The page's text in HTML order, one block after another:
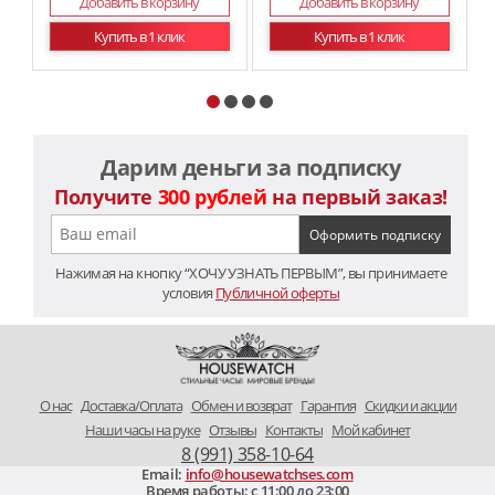
Купить в 1 клик
Купить в 1 клик
Дарим деньги за подписку
Получите 300 рублей на первый заказ!
Нажимая на кнопку “ХОЧУ УЗНАТЬ ПЕРВЫМ”, вы принимаете
условия Публичной оферты
O нас Доставка/Оплата Обмен и возврат Гарантия Скидки и акции
Наши часы на руке Отзывы Контакты Мой кабинет
8 (991) 358-10-64
Email: info@housewatchses.com
Время работы: c 11:00 до 23:00